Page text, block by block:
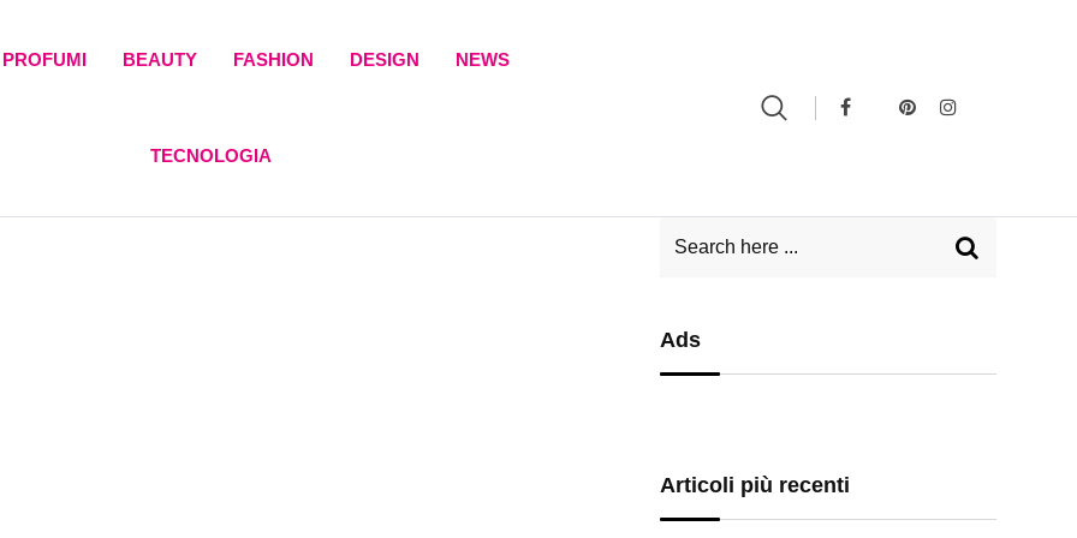
PROFUMI BEAUTY FASHION DESIGN NEWS
TECNOLOGIA
Ads
Articoli più recenti